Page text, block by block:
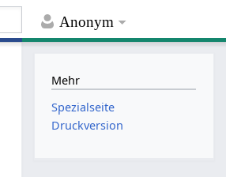
Anonym
Mehr
Spezialseite
Druckversion